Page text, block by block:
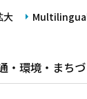
大
・環境・まち